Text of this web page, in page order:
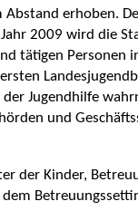
erhoben.
2009 wird die
tätigen Personen
Jugendhilfe
und
der Kinder,